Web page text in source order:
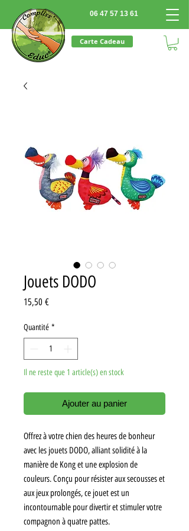
06 47 57 13 61
Carte Cadeau
Jouets DODO
15,50 €Prix
Quantité *
Il ne reste que 1 article(s) en stock
Ajouter au panier
Offrez à votre chien des heures de bonheur
avec les jouets DODO, alliant solidité à la
manière de Kong et une explosion de
couleurs. Conçu pour résister aux secousses et
aux jeux prolongés, ce jouet est un
incontournable pour divertir et stimuler votre
compagnon à quatre pattes.